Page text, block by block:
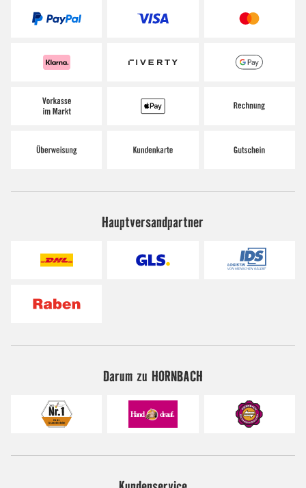
Hauptversandpartner
Darum zu HORNBACH